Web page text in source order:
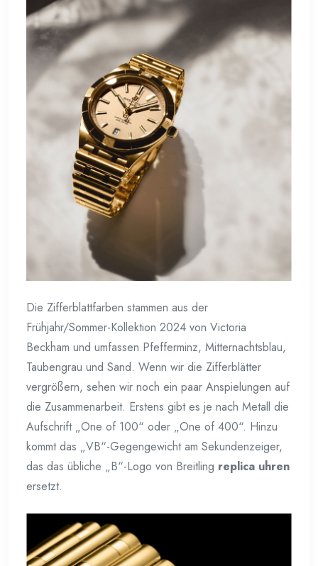
Die Zifferblattfarben stammen aus der
Frühjahr/Sommer-Kollektion 2024 von Victoria
Beckham und umfassen Pfefferminz, Mitternachtsblau,
Taubengrau und Sand. Wenn wir die Zifferblätter
vergrößern, sehen wir noch ein paar Anspielungen auf
die Zusammenarbeit. Erstens gibt es je nach Metall die
Aufschrift „One of 100“ oder „One of 400“. Hinzu
kommt das „VB“-Gegengewicht am Sekundenzeiger,
das das übliche „B“-Logo von Breitling replica uhren
ersetzt.